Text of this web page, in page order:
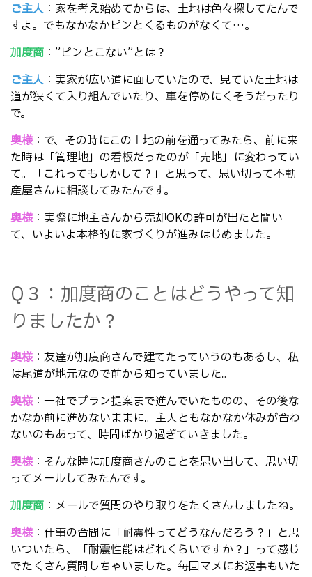
ご主人 ：家を考え始めてからは、土地は色々探してたんで
すよ。でもなかなかピンとくるものがなくて…。
加度商 ：”ピンとこない”とは？
ご主人 ：実家が広い道に面していたので、見ていた土地は
道が狭くて入り組んでいたり、車を停めにくそうだったり
で。
奥様 ：で、その時にこの土地の前を通ってみたら、前に来
た時は「管理地」の看板だったのが「売地」に変わってい
て。「これってもしかして？」と思って、思い切って不動
産屋さんに相談してみたんです。
奥様 ：実際に地主さんから売却OKの許可が出たと聞い
て、いよいよ本格的に家づくりが進みはじめました。
Q３：加度商のことはどうやって知
りましたか？
奥様 ：友達が加度商さんで建てたっていうのもあるし、私
は尾道が地元なので前から知っていました。
奥様 ：一社でプラン提案まで進んでいたものの、その後な
かなか前に進めないままに。主人ともなかなか休みが合わ
ないのもあって、時間ばかり過ぎていきました。
奥様 ：そんな時に加度商さんのことを思い出して、思い切
ってメールしてみたんです。
加度商 ：メールで質問のやり取りをたくさんしましたね。
奥様 ：仕事の合間に「耐震性ってどうなんだろう？」と思
いついたら、「耐震性能はどれくらいですか？」って感じ
でたくさん質問しちゃいました。毎回マメにお返事もいた